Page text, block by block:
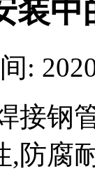
装中
:
接钢
,防腐